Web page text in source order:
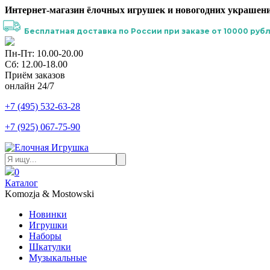
Интернет-магазин ёлочных игрушек и новогодних
Бесплатная доставка по России при заказе от 10000
Пн-Пт: 10.00-20.00
Сб: 12.00-18.00
Приём заказов
онлайн 24/7
+7 (495) 532-63-28
+7 (925) 067-75-90
0
Каталог
Komozja & Mostowski
Новинки
Игрушки
Наборы
Шкатулки
Музыкальные